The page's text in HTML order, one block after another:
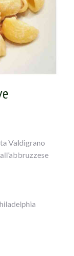
Valdigrano